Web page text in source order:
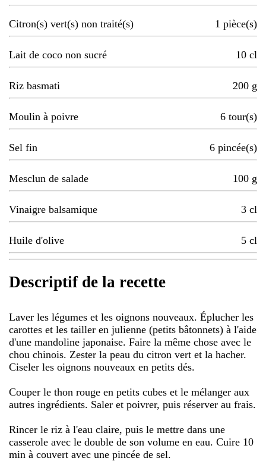
Citron(s) vert(s) non traité(s) 1 pièce(s)
Lait de coco non sucré 10 cl
Riz basmati 200 g
Moulin à poivre 6 tour(s)
Sel fin 6 pincée(s)
Mesclun de salade 100 g
Vinaigre balsamique 3 cl
Huile d'olive 5 cl
Descriptif de la recette
Laver les légumes et les oignons nouveaux. Éplucher les
carottes et les tailler en julienne (petits bâtonnets) à l'aide
d'une mandoline japonaise. Faire la même chose avec le
chou chinois. Zester la peau du citron vert et la hacher.
Ciseler les oignons nouveaux en petits dés.
Couper le thon rouge en petits cubes et le mélanger aux
autres ingrédients. Saler et poivrer, puis réserver au frais.
Rincer le riz à l'eau claire, puis le mettre dans une
casserole avec le double de son volume en eau. Cuire 10
min à couvert avec une pincée de sel.